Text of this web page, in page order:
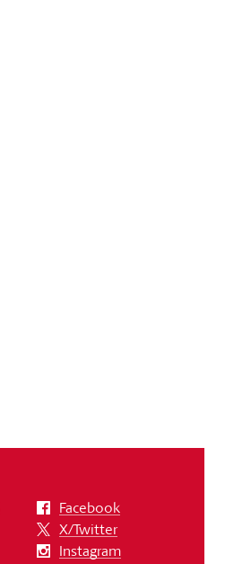
Facebook
X/Twitter
Instagram